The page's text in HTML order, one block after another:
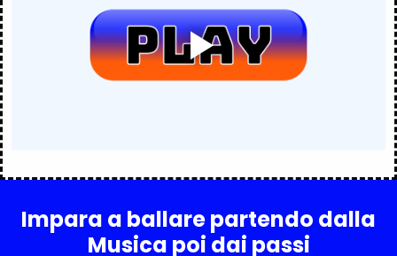
Impara a ballare partendo dalla
Musica poi dai passi